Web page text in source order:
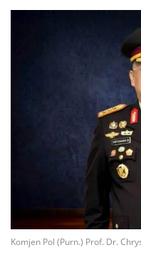
Komjen Pol (Purn.) Prof. Dr.